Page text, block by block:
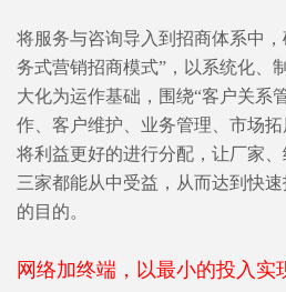
将服务与咨询导入到招商体系中
务式营销招商模式”，以系统化、
大化为运作基础，围绕“客户关系
作、客户维护、业务管理、市场拓
将利益更好的进行分配，让厂家
三家都能从中受益，从而达到快
的目的。
网络加终端，以最小的投入实